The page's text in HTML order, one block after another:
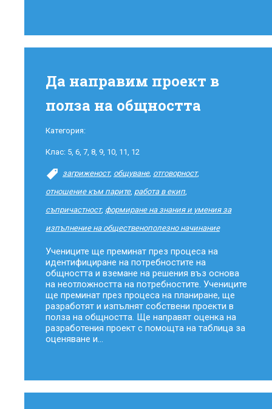
Да направим проект в
полза на общността
Категория:
Клас: 5, 6, 7, 8, 9, 10, 11, 12
загриженост, общуване, отговорност,
отношение към парите, работа в екип,
съпричастност, формиране на знания и умения за
изпълнение на общественополезно начинание
Учениците ще преминат през процеса на
идентифициране на потребностите на
общността и вземане на решения въз основа
на неотложността на потребностите. Учениците
ще преминат през процеса на планиране, ще
разработят и изпълнят собствени проекти в
полза на общността. Ще направят оценка на
разработения проект с помощта на таблица за
оценяване и...